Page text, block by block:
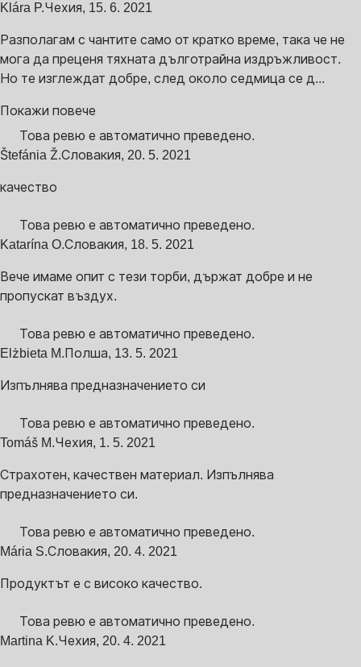
Klára P.Чехия, 15. 6. 2021
Разполагам с чантите само от кратко време, така че не
мога да преценя тяхната дълготрайна издръжливост.
Но те изглеждат добре, след около седмица се д...
Покажи повече
Това ревю е автоматично преведено.
Štefánia Ž.Словакия, 20. 5. 2021
качество
Това ревю е автоматично преведено.
Katarína O.Словакия, 18. 5. 2021
Вече имаме опит с тези торби, държат добре и не
пропускат въздух.
Това ревю е автоматично преведено.
Elżbieta M. Полша, 13. 5. 2021
Изпълнява предназначението си
Това ревю е автоматично преведено.
Tomáš M.Чехия, 1. 5. 2021
Страхотен, качествен материал. Изпълнява
предназначението си.
Това ревю е автоматично преведено.
Mária S.Словакия, 20. 4. 2021
Продуктът е с високо качество.
Това ревю е автоматично преведено.
Martina K.Чехия, 20. 4. 2021